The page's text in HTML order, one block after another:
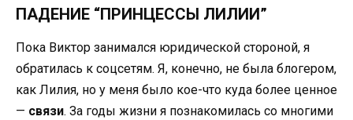
ПАДЕНИЕ “ПРИНЦЕССЫ ЛИЛИИ”
Пока Виктор занимался юридической стороной, я
обратилась к соцсетям. Я, конечно, не была блогером,
как Лилия, но у меня было кое-что куда более ценное
— связи. За годы жизни я познакомилась со многими